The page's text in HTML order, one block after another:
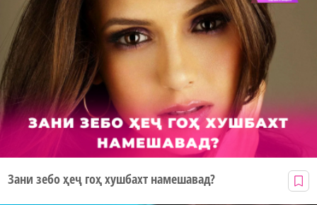
Зани зебо ҳеҷ гоҳ хушбахт намешавад?